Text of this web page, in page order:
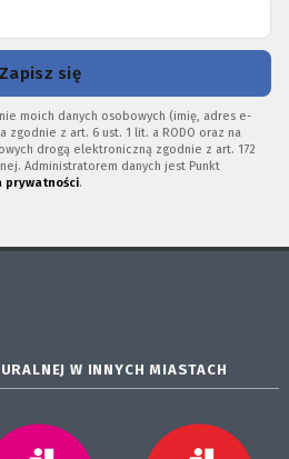
Zapisz się
moich danych osobowych (imię, adres e-
zgodnie z art. 6 ust. 1 lit. a RODO oraz na
drogą elektroniczną zgodnie z art. 172
Administratorem danych jest Punkt
prywatności.
W INNYCH MIASTACH